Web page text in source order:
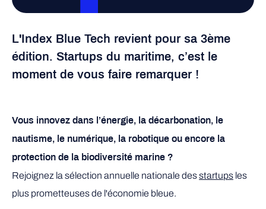
L'Index Blue Tech revient pour sa 3ème
édition. Startups du maritime, c’est le
moment de vous faire remarquer !
Vous innovez dans l’énergie, la décarbonation, le
nautisme, le numérique, la robotique ou encore la
protection de la biodiversité marine ?
Rejoignez la sélection annuelle nationale desstartups les
plus prometteuses de l'économie bleue.